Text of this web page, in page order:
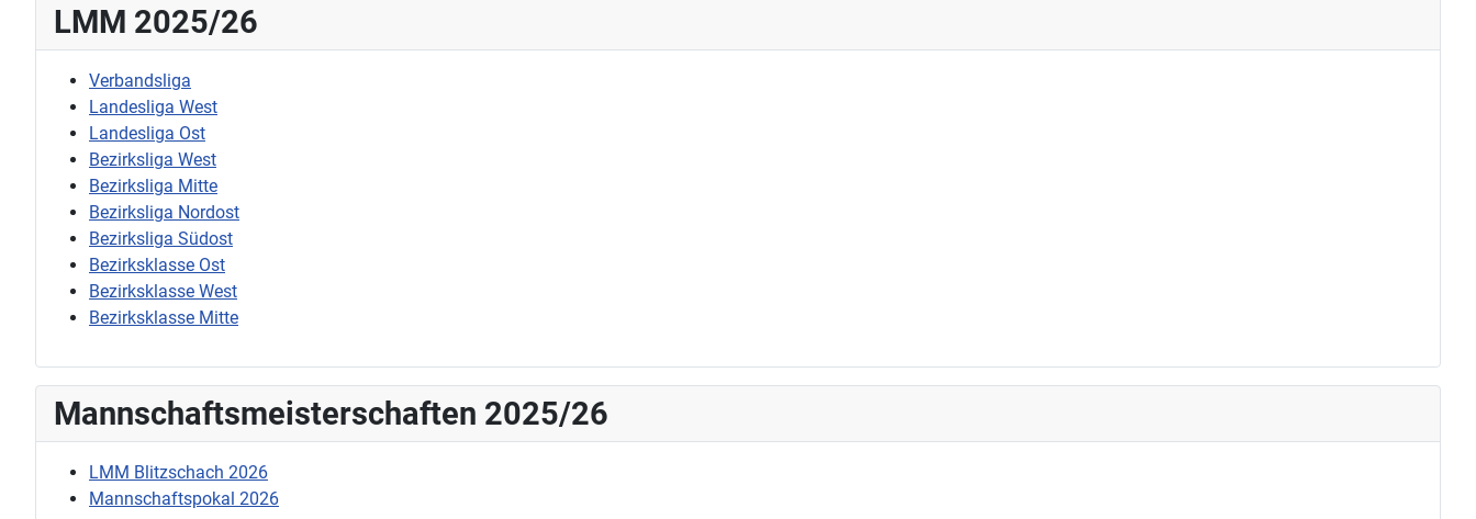
LMM 2025/26
Verbandsliga
Landesliga West
Landesliga Ost
Bezirksliga West
Bezirksliga Mitte
Bezirksliga Nordost
Bezirksliga Südost
Bezirksklasse Ost
Bezirksklasse West
Bezirksklasse Mitte
Mannschaftsmeisterschaften 2025/26
LMM Blitzschach 2026
Mannschaftspokal 2026